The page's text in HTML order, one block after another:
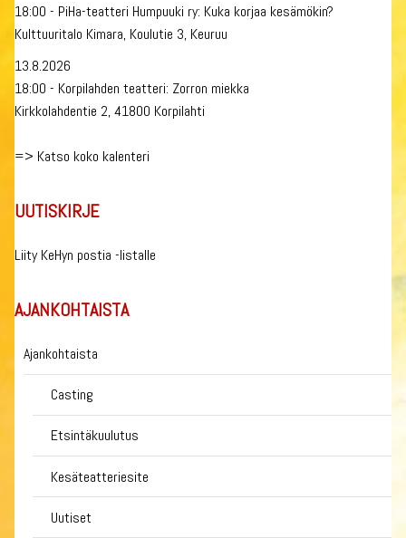
18:00 - PiHa-teatteri Humpuuki ry: Kuka korjaa kesämökin?
Kulttuuritalo Kimara, Koulutie 3, Keuruu
13.8.2026
18:00 - Korpilahden teatteri: Zorron miekka
Kirkkolahdentie 2, 41800 Korpilahti
=> Katso koko kalenteri
UUTISKIRJE
Liity KeHyn postia -listalle
AJANKOHTAISTA
Ajankohtaista
Casting
Etsintäkuulutus
Kesäteatteriesite
Uutiset